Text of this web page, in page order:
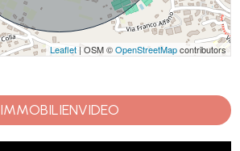
Leaflet| OSM ©OpenStreetMapcontributors
IMMOBILIENVIDEO